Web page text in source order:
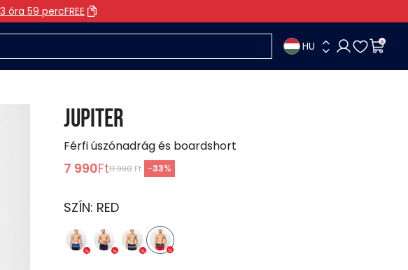
óra 59 percFREE
HU 0
JUPITER
Férfi úszónadrág és boardshort
7 990Ft11 990 Ft -33%
SZÍN: RED